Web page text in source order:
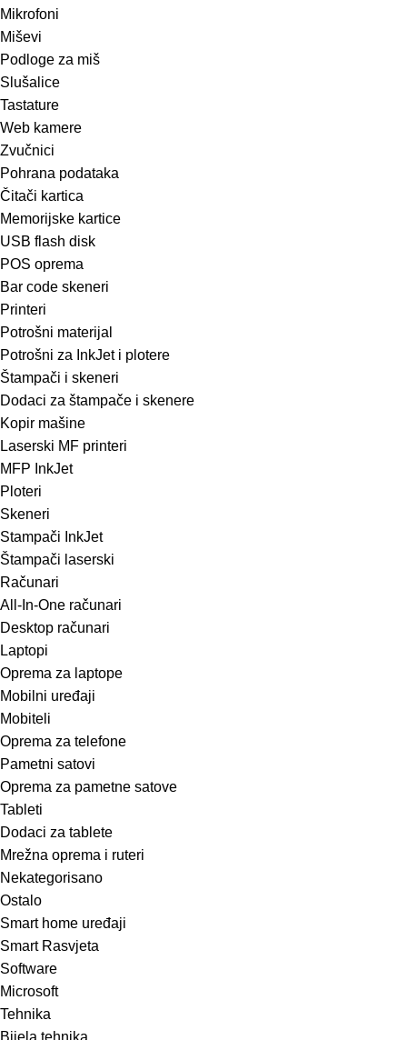
Mikrofoni
Miševi
Podloge za miš
Slušalice
Tastature
Web kamere
Zvučnici
Pohrana podataka
Čitači kartica
Memorijske kartice
USB flash disk
POS oprema
Bar code skeneri
Printeri
Potrošni materijal
Potrošni za InkJet i plotere
Štampači i skeneri
Dodaci za štampače i skenere
Kopir mašine
Laserski MF printeri
MFP InkJet
Ploteri
Skeneri
Stampači InkJet
Štampači laserski
Računari
All-In-One računari
Desktop računari
Laptopi
Oprema za laptope
Mobilni uređaji
Mobiteli
Oprema za telefone
Pametni satovi
Oprema za pametne satove
Tableti
Dodaci za tablete
Mrežna oprema i ruteri
Nekategorisano
Ostalo
Smart home uređaji
Smart Rasvjeta
Software
Microsoft
Tehnika
Bijela tehnika